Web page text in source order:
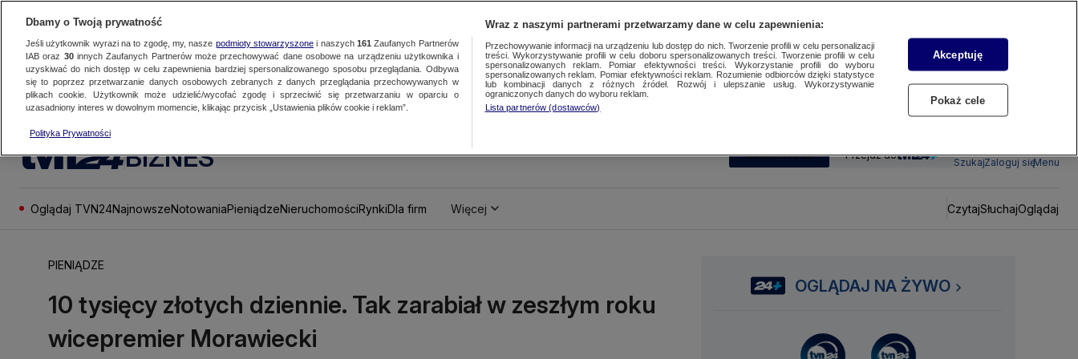
BIZNES SUBSKRYBUJ Przejdź do
SzukajZaloguj sięMenu
Oglądaj TVN24NajnowszeNotowaniaPieniądzeNieruchomościRynkiDla firm Więcej CzytajSłuchajOglądaj
PIENIĄDZE
10 tysięcy złotych dziennie. Tak zarabiał w zeszłym roku
wicepremier Morawiecki
OGLĄDAJ NA ŻYWO
Dbamy o Twoją prywatność
Jeśli użytkownik wyrazi na to zgodę, my, nasze podmioty stowarzyszonei naszych 161 Zaufanych Partnerów
IAB oraz 30innych Zaufanych Partnerów może przechowywać dane osobowe na urządzeniu użytkownika i
uzyskiwać do nich dostęp w celu zapewnienia bardziej spersonalizowanego sposobu przeglądania. Odbywa
się to poprzez przetwarzanie danych osobowych zebranych z danych przeglądania przechowywanych w
plikach cookie. Użytkownik może udzielić/wycofać zgodę i sprzeciwić się przetwarzaniu w oparciu o
uzasadniony interes w dowolnym momencie, klikając przycisk „Ustawienia plików cookie i reklam”.
Polityka Prywatności
Wraz z naszymi partnerami przetwarzamy dane w celu zapewnienia:
Przechowywanie informacji na urządzeniu lub dostęp do nich. Tworzenie profili w celu personalizacji
treści. Wykorzystywanie profili w celu doboru spersonalizowanych treści. Tworzenie profili w celu
spersonalizowanych reklam. Pomiar efektywności treści. Wykorzystanie profili do wyboru
spersonalizowanych reklam. Pomiar efektywności reklam. Rozumienie odbiorców dzięki statystyce
lub kombinacji danych z różnych źródeł. Rozwój i ulepszanie usług. Wykorzystywanie
ograniczonych danych do wyboru reklam.
Lista partnerów (dostawców)
Akceptuję
Pokaż cele